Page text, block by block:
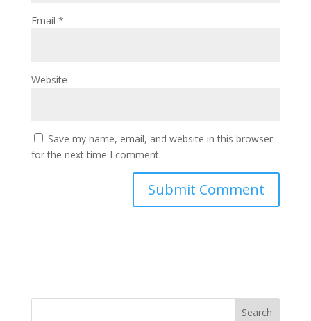
Email *
Website
Save my name, email, and website in this browser
for the next time I comment.